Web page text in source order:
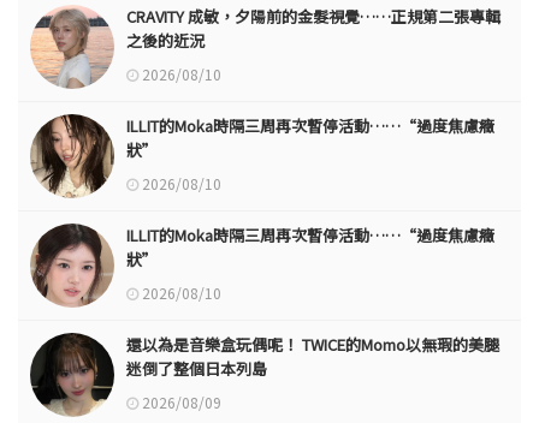
CRAVITY 成敏，夕陽前的金髮視覺……正規第二張專輯
之後的近況
2026/08/10
ILLIT的Moka時隔三周再次暫停活動……“過度焦慮癥
狀”
2026/08/10
ILLIT的Moka時隔三周再次暫停活動……“過度焦慮癥
狀”
2026/08/10
還以為是音樂盒玩偶呢！ TWICE的Momo以無瑕的美腿
迷倒了整個日本列島
2026/08/09